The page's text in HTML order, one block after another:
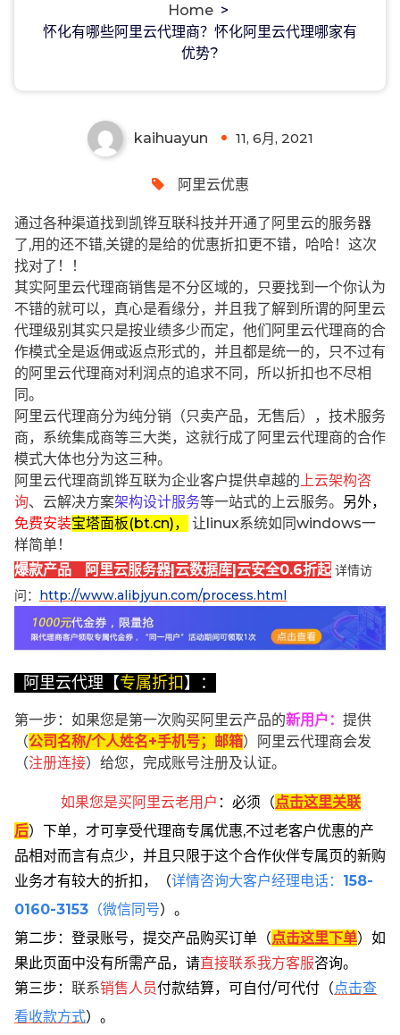
Home >
怀化有哪些阿里云代理商？怀化阿里云代理哪家有
优势?
怀化有哪些阿里云代理商？怀化阿里云
代理哪家有优势?
kaihuayun 11, 6月, 2021
阿里云优惠
通过各种渠道找到凯铧互联科技并开通了阿里云的服务器
了,用的还不错,关键的是给的优惠折扣更不错，哈哈！这次
找对了！！
其实阿里云代理商销售是不分区域的，只要找到一个你认为
不错的就可以，真心是看缘分，并且我了解到所谓的阿里云
代理级别其实只是按业绩多少而定，他们阿里云代理商的合
作模式全是返佣或返点形式的，并且都是统一的，只不过有
的阿里云代理商对利润点的追求不同，所以折扣也不尽相
同。
阿里云代理商分为纯分销（只卖产品，无售后），技术服务
商，系统集成商等三大类，这就行成了阿里云代理商的合作
模式大体也分为这三种。
阿里云代理商凯铧互联为企业客户提供卓越的 上云架构咨
询、云解决方案架构设计服务等一站式的上云服务。 另外，
免费安装宝塔面板(bt.cn)，
让linux系统如同windows一
样简单！
爆款产品 阿里云服务器|云数据库|云安全0.6折起 详情访
问： http://www.alibjyun.com/process.html
阿里云代理【专属折扣】：
第一步：如果您是第一次购买阿里云产品的新用户 ： 提供
（公司名称/个人姓名+手机号；邮箱）阿里云代理商会发
（注册连接）给您，完成账号注册及认证。
如果您是买阿里云老用户 ： 必须 （点击这里关联
后） 下单， 才可享受代理商专属优惠,不过老客户优惠的产
品相对而言有点少，并且只限于这个合作伙伴专属页的新购
业务才有较大的折扣，
（详情咨询大客户经理电话： 158-
0160-3153 （微信同号）。
第二步：登录账号，提交产品购买订单（点击这里下单） 如
果此页面中没有所需产品，请直接联系我方客服咨询。
第三步： 联系销售人员付款结算，可自付/可代付（点击查
看收款方式）。